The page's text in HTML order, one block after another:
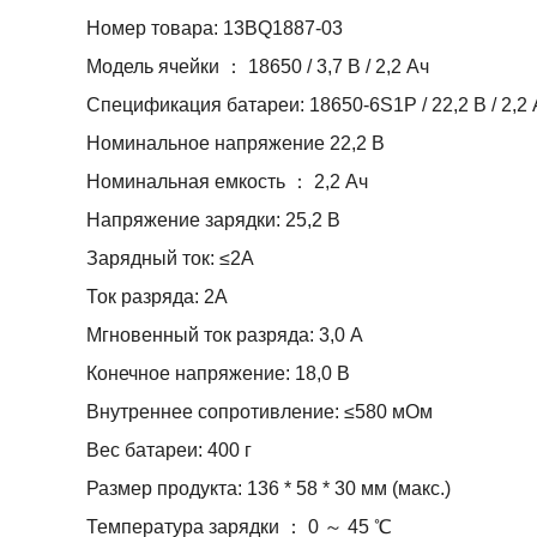
Номер товара: 13BQ1887-03
Модель ячейки ： 18650 / 3,7 В / 2,2 Ач
Спецификация батареи: 18650-6S1P / 22,2 В / 2,2
Номинальное напряжение 22,2 В
Номинальная емкость ： 2,2 Ач
Напряжение зарядки: 25,2 В
Зарядный ток: ≤2А
Ток разряда: 2А
Мгновенный ток разряда: 3,0 А
Конечное напряжение: 18,0 В
Внутреннее сопротивление: ≤580 мОм
Вес батареи: 400 г
Размер продукта: 136 * 58 * 30 мм (макс.)
Температура зарядки ： 0 ～ 45 ℃